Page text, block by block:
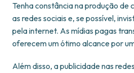
Tenha constância na produção de
as redes sociais e, se possível,
pela internet. As mídias pagas
oferecem um ótimo alcance por
Além disso, a publicidade nas